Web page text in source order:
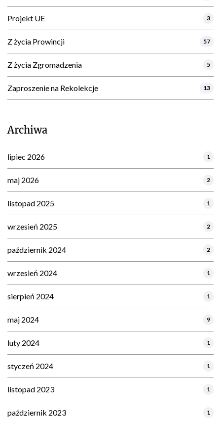
Projekt UE 3
Z życia Prowincji 57
Z życia Zgromadzenia 5
Zaproszenie na Rekolekcje 13
Archiwa
lipiec 2026 1
maj 2026 2
listopad 2025 1
wrzesień 2025 2
październik 2024 2
wrzesień 2024 1
sierpień 2024 1
maj 2024 9
luty 2024 1
styczeń 2024 1
listopad 2023 1
październik 2023 1